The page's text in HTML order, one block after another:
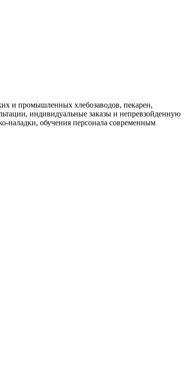
и промышленных хлебозаводов, пекарен,
индивидуальные заказы и непревзойденную
наладки, обучения персонала современным